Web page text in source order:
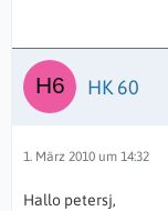
HK 60
1. März 2010 um 14:32
Hallo petersj,